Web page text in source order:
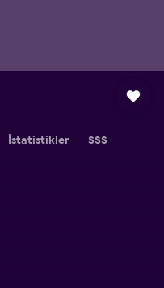
İstatistikler SSS